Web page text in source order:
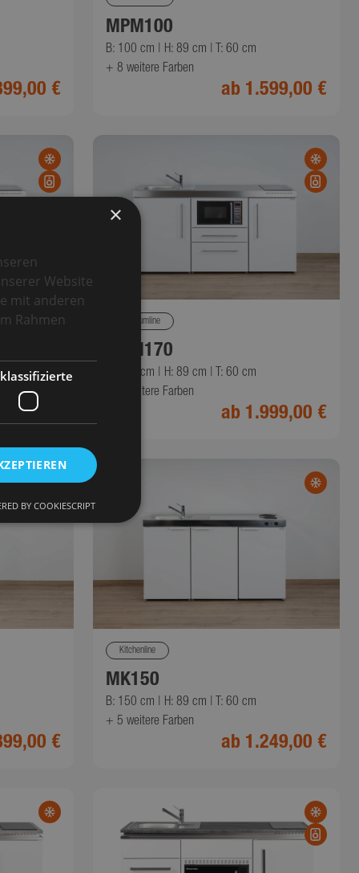
€
MPM100
B: 100 cm | H: 89 cm | T: 60 cm
+ 8 weitere Farben
ab 1.599,00 €
€
Premiumline
MPM170
B: 170 cm | H: 89 cm | T: 60 cm
weitere Farben
ab 1.999,00 €
€
Kitchenline
MK150
B: 150 cm | H: 89 cm | T: 60 cm
+ 5 weitere Farben
ab 1.249,00 €
×
Website
mit anderen
Rahmen
Diese Cookies
Universal
zu
Es ist in
BY COOKIESCRIPT